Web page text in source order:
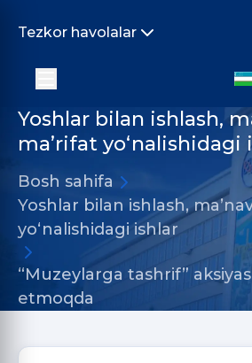
Tezkor havolalar
Yoshlar bilan ishlash,
ma’rifat yo‘nalishidagi
Bosh sahifa
Yoshlar bilan ishlash,
yo‘nalishidagi ishlar
“Muzeylarga tashrif”
etmoqda